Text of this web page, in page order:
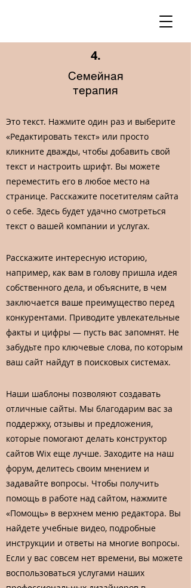
4.
Семейная
терапия
Это текст. Нажмите один раз и выберите
«Редактировать текст» или просто
кликните дважды, чтобы добавить свой
текст и настроить шрифт. Вы можете
переместить его в любое место на
странице. Расскажите посетителям сайта
о себе. Здесь будет удачно смотреться
текст о вашей компании и услугах.
Расскажите интересную историю,
например, как вам в голову пришла идея
собственного дела, и объясните, в чем
заключается ваше преимущество перед
конкурентами. Приводите увлекательные
факты и цифры — пусть вас запомнят. Не
забудьте про ключевые слова, по которым
ваш сайт найдут в поисковых системах.
Наши шаблоны позволяют создавать
отличные сайты. Мы благодарим вас за
поддержку, отзывы и предложения,
которые помогают делать конструктор
сайтов Wix еще лучше. Заходите на наш
форум, делитесь своим мнением и
задавайте вопросы. Чтобы получить
помощь в работе над сайтом, нажмите
«Помощь» в верхнем меню редактора. Вы
найдете учебные видео, подробные
инструкции и ответы на многие вопросы.
Если у вас совсем нет времени, вы можете
воспользоваться услугами наших